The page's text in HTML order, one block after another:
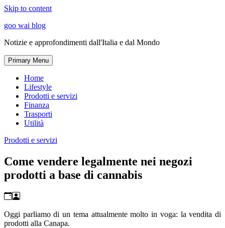
Skip to content
goo wai blog
Notizie e approfondimenti dall'Italia e dal Mondo
Primary Menu
Home
Lifestyle
Prodotti e servizi
Finanza
Trasporti
Utilità
Prodotti e servizi
Come vendere legalmente nei negozi
prodotti a base di cannabis
Oggi parliamo di un tema attualmente molto in voga: la vendita di
prodotti alla Canapa.